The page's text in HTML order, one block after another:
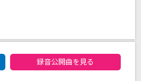
エントリーランキング
録音公開曲を見る